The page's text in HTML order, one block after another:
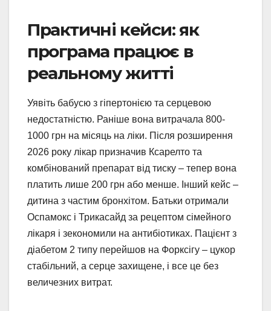
Практичні кейси: як
програма працює в
реальному житті
Уявіть бабусю з гіпертонією та серцевою
недостатністю. Раніше вона витрачала 800-
1000 грн на місяць на ліки. Після розширення
2026 року лікар призначив Ксарелто та
комбінований препарат від тиску – тепер вона
платить лише 200 грн або менше. Інший кейс –
дитина з частим бронхітом. Батьки отримали
Оспамокс і Трикасайд за рецептом сімейного
лікаря і зекономили на антибіотиках. Пацієнт з
діабетом 2 типу перейшов на Форксігу – цукор
стабільний, а серце захищене, і все це без
величезних витрат.